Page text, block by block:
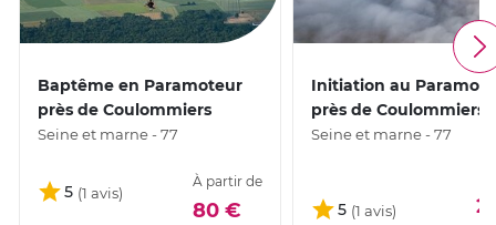
Baptême en Paramoteur
près de Coulommiers
Seine et marne - 77
5
À partir de
80 €
Initiation au
près de Coulommiers
Seine et marne - 77
5